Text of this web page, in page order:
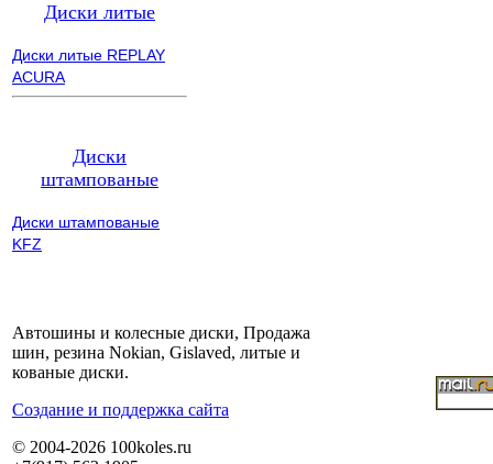
Диски литые
Диски литые REPLAY
ACURA
Диски
штампованые
Диски штампованые
KFZ
Автошины и колесные диски, Продажа
шин, резина Nokian, Gislaved, литые и
кованые диски.
Cоздание и поддержка сайта
© 2004-2026 100koles.ru